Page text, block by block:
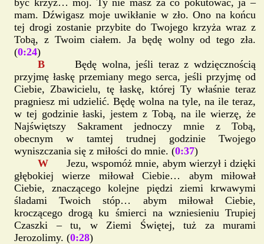
być krzyż… mój. Ty nie masz za co pokutować, ja –
mam. Dźwigasz moje uwikłanie w zło. Ono na końcu
tej drogi zostanie przybite do Twojego krzyża wraz z
Tobą, z Twoim ciałem. Ja będę wolny od tego zła.
(0:24)
BBędę wolna, jeśli teraz z wdzięcznością
przyjmę łaskę przemiany mego serca, jeśli przyjmę od
Ciebie, Zbawicielu, tę łaskę, której Ty właśnie teraz
pragniesz mi udzielić. Będę wolna na tyle, na ile teraz,
w tej godzinie łaski, jestem z Tobą, na ile wierzę, że
Najświętszy Sakrament jednoczy mnie z Tobą,
obecnym w tamtej trudnej godzinie Twojego
wyniszczania się z miłości do mnie. (0:37)
W Jezu, wspomóż mnie, abym wierzył i dzięki
głębokiej wierze miłował Ciebie… abym miłował
Ciebie, znaczącego kolejne piędzi ziemi krwawymi
śladami Twoich stóp… abym miłował Ciebie,
kroczącego drogą ku śmierci na wzniesieniu Trupiej
Czaszki – tu, w Ziemi Świętej, tuż za murami
Jerozolimy. (0:28)